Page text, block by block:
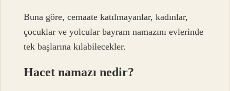
Buna göre, cemaate katılmayanlar, kadınlar,
çocuklar ve yolcular bayram namazını evlerinde
tek başlarına kılabilecekler.
Hacet namazı nedir?